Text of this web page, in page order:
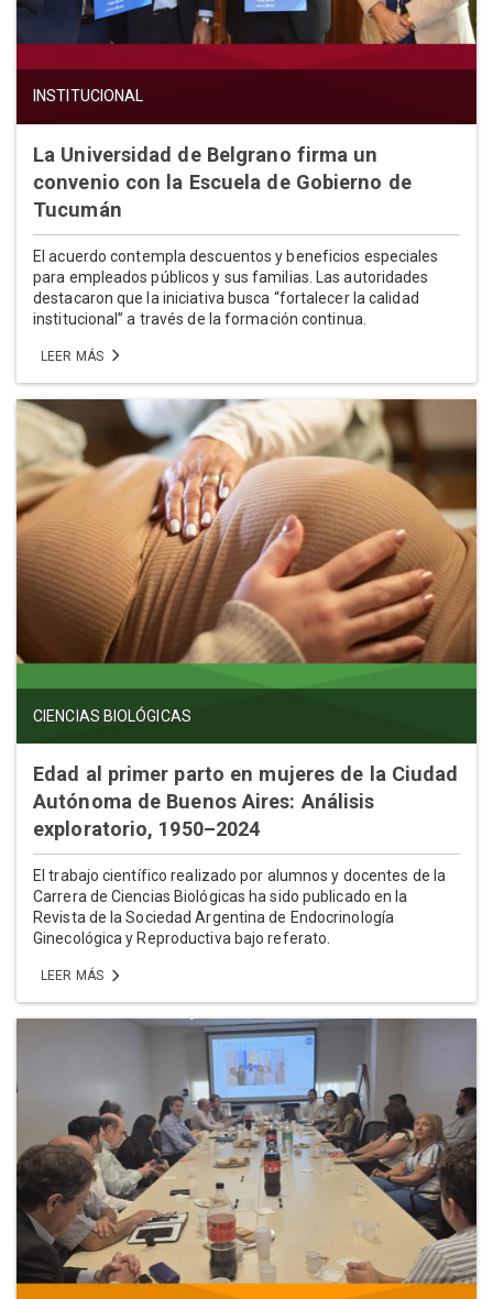
INSTITUCIONAL
La Universidad de Belgrano firma un
convenio con la Escuela de Gobierno de
Tucumán
El acuerdo contempla descuentos y beneficios especiales
para empleados públicos y sus familias. Las autoridades
destacaron que la iniciativa busca “fortalecer la calidad
institucional” a través de la formación continua.
LEER MÁS
CIENCIAS BIOLÓGICAS
Edad al primer parto en mujeres de la Ciudad
Autónoma de Buenos Aires: Análisis
exploratorio, 1950–2024
El trabajo científico realizado por alumnos y docentes de la
Carrera de Ciencias Biológicas ha sido publicado en la
Revista de la Sociedad Argentina de Endocrinología
Ginecológica y Reproductiva bajo referato.
LEER MÁS